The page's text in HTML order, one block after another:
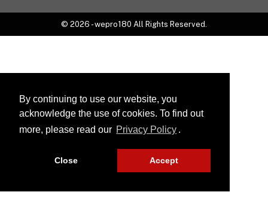
By continuing to use our website, you
acknowledge the use of cookies. To find out
more, please read our Privacy Policy .
Close Accept
© 2026 - wepro180 All Rights Reserved.